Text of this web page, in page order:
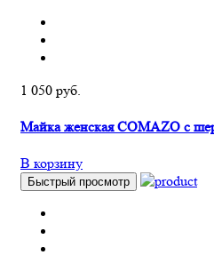
1 050 руб.
Майка женская COMAZO с
В корзину
Быстрый просмотр